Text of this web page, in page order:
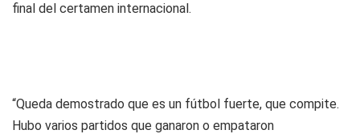
final del certamen internacional.
“Queda demostrado que es un fútbol fuerte, que compite.
Hubo varios partidos que ganaron o empataron